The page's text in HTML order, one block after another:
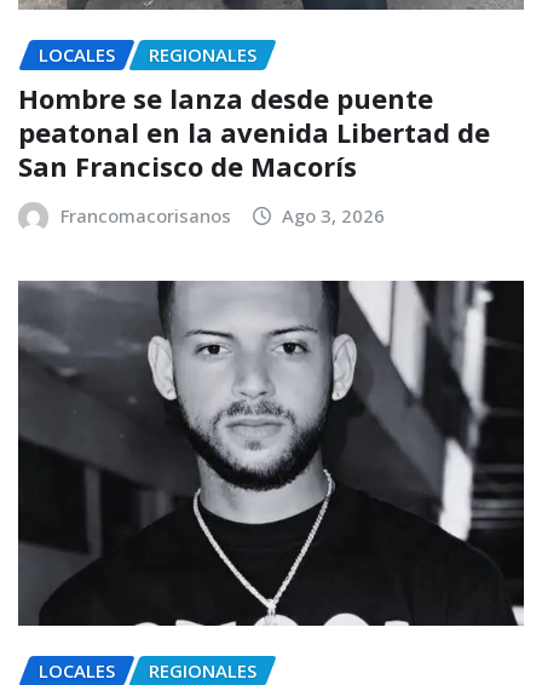
LOCALES REGIONALES
Hombre se lanza desde puente
peatonal en la avenida Libertad de
San Francisco de Macorís
Francomacorisanos Ago 3, 2026
LOCALES REGIONALES